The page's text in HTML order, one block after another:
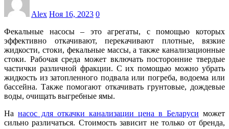
Alex Ноя 16, 2023 0
Фекальные насосы – это агрегаты, с помощью которых
эффективно откачивают, перекачивают плотные, вязкие
жидкости, стоки, фекальные массы, а также канализационные
стоки. Рабочая среда может включать посторонние твердые
частички различной фракции. С их помощью можно убрать
жидкость из затопленного подвала или погреба, водоема или
бассейна. Также помогают откачивать грунтовые, дождевые
воды, очищать выгребные ямы.
На насос для откачки канализации цена в Беларуси может
сильно различаться. Стоимость зависит не только от бренда,